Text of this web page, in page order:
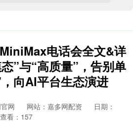
电话会全文&详
”与“高质量”，告别单
向AI平台生态演进
网 网站：嘉多网配资
日期：
查看：157